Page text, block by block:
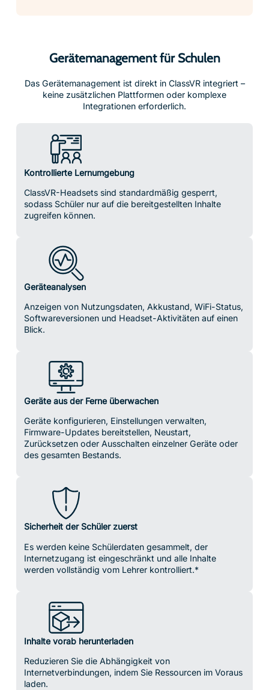
Gerätemanagement für Schulen
Das Gerätemanagement ist direkt in ClassVR integriert –
keine zusätzlichen Plattformen oder komplexe
Integrationen erforderlich.
Kontrollierte Lernumgebung
ClassVR-Headsets sind standardmäßig gesperrt,
sodass Schüler nur auf die bereitgestellten Inhalte
zugreifen können.
Geräteanalysen
Anzeigen von Nutzungsdaten, Akkustand, WiFi-Status,
Softwareversionen und Headset-Aktivitäten auf einen
Blick.
Geräte aus der Ferne überwachen
Geräte konfigurieren, Einstellungen verwalten,
Firmware-Updates bereitstellen, Neustart,
Zurücksetzen oder Ausschalten einzelner Geräte oder
des gesamten Bestands.
Sicherheit der Schüler zuerst
Es werden keine Schülerdaten gesammelt, der
Internetzugang ist eingeschränkt und alle Inhalte
werden vollständig vom Lehrer kontrolliert.*
Inhalte vorab herunterladen
Reduzieren Sie die Abhängigkeit von
Internetverbindungen, indem Sie Ressourcen im Voraus
laden.